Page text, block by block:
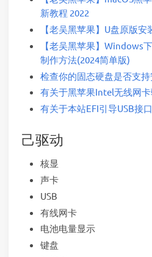
新教程 2022
【老吴黑苹果】U盘原版
【老吴黑苹果】Windows
制作方法(2024简单版)
检查你的固态硬盘是否支
有关于黑苹果Intel无线网
有关于本站EFI引导USB接
己驱动
核显
声卡
USB
有线网卡
电池电量显示
键盘